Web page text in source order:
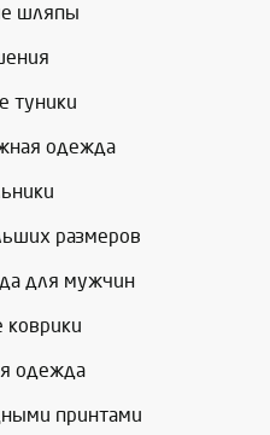
шляпы
туники
одежда
размеров
для мужчин
одежда
принтами